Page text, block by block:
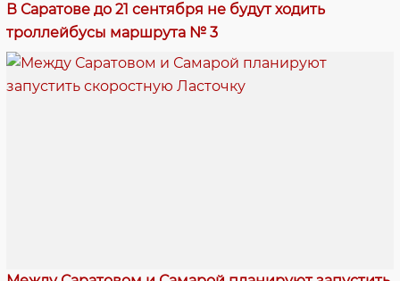
В Саратове до 21 сентября не будут ходить
троллейбусы маршрута № 3